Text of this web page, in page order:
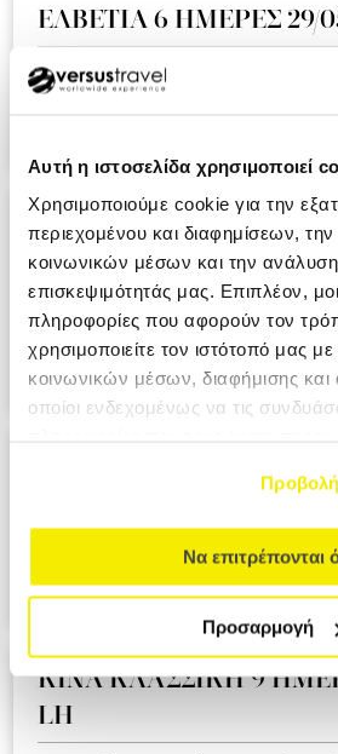
Αυτή η ιστοσελίδα χρησιμοποιεί
Χρησιμοποιούμε cookie για την
περιεχομένου και διαφημίσεων,
κοινωνικών μέσων και την
επισκεψιμότητάς μας. Επιπλέον,
πληροφορίες που αφορούν τον
χρησιμοποιείτε τον ιστότοπό μας
κοινωνικών μέσων, διαφήμισης
οποίοι ενδεχομένως να τις
Να επιτρέπονται
Προσαρμογή
ΕΛΒΕΤΙΑ 6 ΗΜΕΡΕΣ 29/
Ειναι η δευτερη συνεχομενη χρονια
σας και ημαστε πολυ ευχαριστημενοι
ΑΝΔΑΛΟΥΣΙΑ -
28/05/26 A3
Ο επαγγελματισμος σε ολο το μεγαλειο
προτιμησουμε στο επομενο ταξιδι μας.
ATHANASIA MRS
ΗΜΕΡΕΣ 29/05/26 ΑΖ
ΥΠΕΡΟΧΟ ΤΑΞΙΔΙ ΠΟΥ ΜΑΣ ΕΚΑΝΕ
ΚΙΝΑ KΛΑΣΣΙΚΗ 9
LH